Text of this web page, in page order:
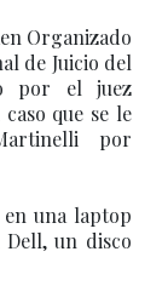
Organizado
de Juicio del
por el juez
que se le
por
en una laptop
un disco